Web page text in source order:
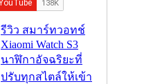
รีวิว สมาร์ทวอทช์
Xiaomi Watch S3
นาฬิกาอัจฉริยะที่
ปรับทุกสไตล์ให้เข้า